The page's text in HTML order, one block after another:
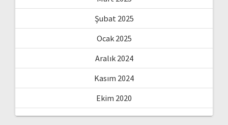
Şubat 2025
Ocak 2025
Aralık 2024
Kasım 2024
Ekim 2020